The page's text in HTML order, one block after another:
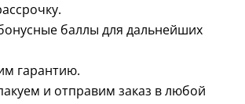
баллы для дальнейших
гарантию.
и отправим заказ в любой